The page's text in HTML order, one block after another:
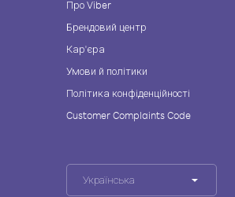
Про Viber
Брендовий центр
Кар'єра
Умови й політики
Політика конфіденційності
Customer Complaints Code
Українська